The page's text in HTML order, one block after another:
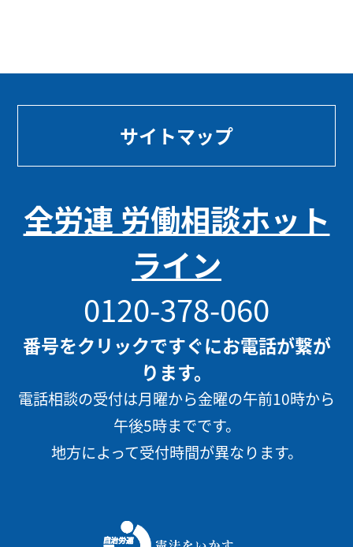
サイトマップ
全労連 労働相談ホット
ライン
0120-378-060
番号をクリックですぐにお電話が繋が
ります。
電話相談の受付は月曜から金曜の午前10時から
午後5時までです。
地方によって受付時間が異なります。